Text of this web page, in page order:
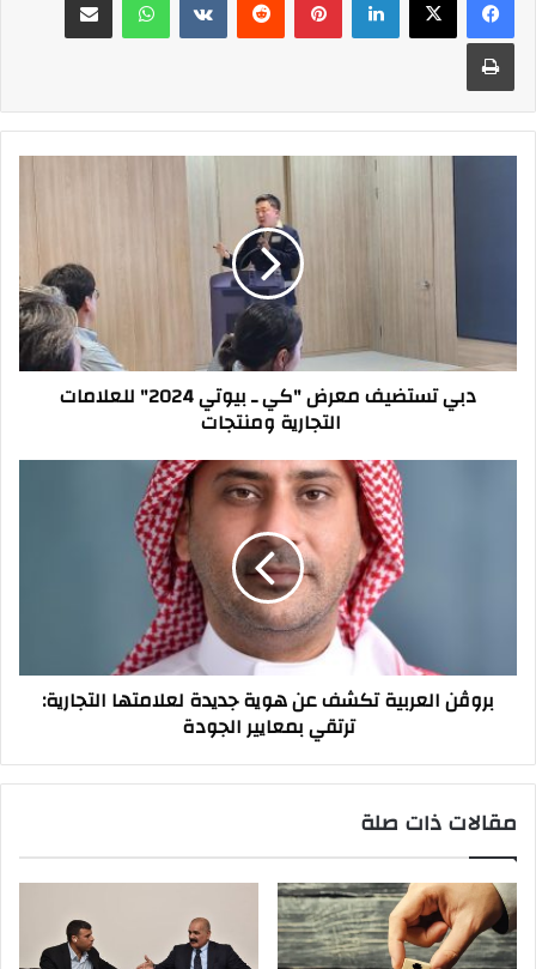
طباعة
للعلامات
التجارية
ومنتجات
دبي تستضيف معرض "كي ـ بيوتي 2024" للعلامات
التجارية ومنتجات
ترتقي
بمعايير
بروڤن العربية تكشف عن هوية جديدة لعلامتها التجارية:
ترتقي بمعايير الجودة
مقالات ذات صلة